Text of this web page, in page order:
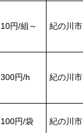
10円/組～ 紀の川市
300円/h 紀の川市
100円/袋 紀の川市